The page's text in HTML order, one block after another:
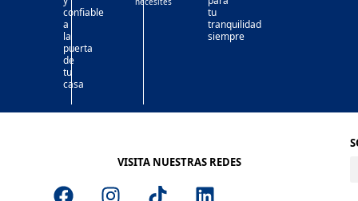
confiable
a
la
puerta
de
tu
casa
tu
tranquilidad
siempre
VISITA NUESTRAS REDES
F I T L